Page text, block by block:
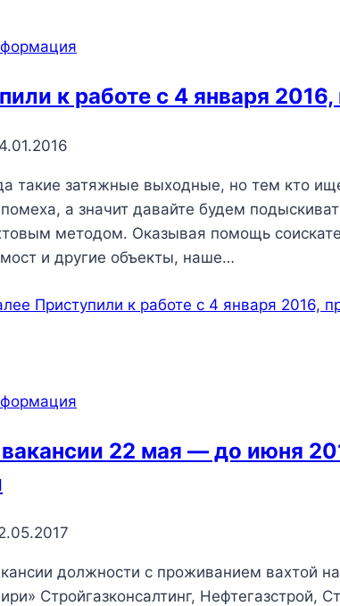
к работе с 4 января
такие затяжные выходные, но тем кто
а значит давайте будем
методом. Оказывая помощь
и другие объекты, наше…
Приступили к работе с 4 января 2016,
22 мая — до июня
должности с проживанием вахтой
Стройгазконсалтинг,